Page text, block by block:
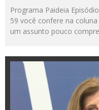
Programa Paideia
59 você confere na
um assunto pouco